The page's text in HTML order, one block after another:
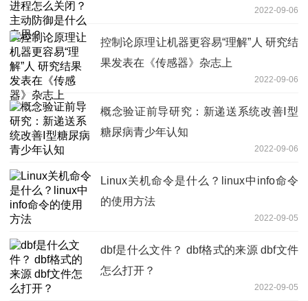
2022-09-06
控制论原理让机器更容易“理解”人 研究结
果发表在《传感器》杂志上
2022-09-06
概念验证前导研究：新递送系统改善Ⅰ型
糖尿病青少年认知
2022-09-06
Linux关机命令是什么？linux中info命令
的使用方法
2022-09-05
dbf是什么文件？ dbf格式的来源 dbf文件
怎么打开？
2022-09-05